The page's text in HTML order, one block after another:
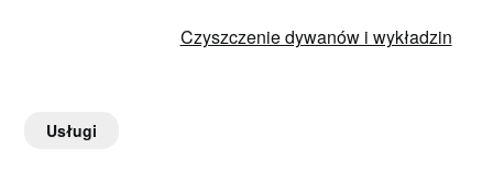
Czyszczenie dywanów i wykładzin
Usługi